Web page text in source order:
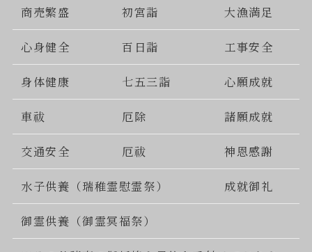
商売繁盛 初宮詣 大漁満足
心身健全 百日詣 工事安全
身体健康 七五三詣 心願成就
車祓 厄除 諸願成就
交通安全 厄祓 神恩感謝
水子供養（瑞稚霊慰霊祭） 成就御礼
御霊供養（御霊冥福祭）